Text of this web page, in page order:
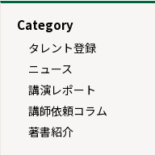
Category
タレント登録
ニュース
講演レポート
講師依頼コラム
著書紹介